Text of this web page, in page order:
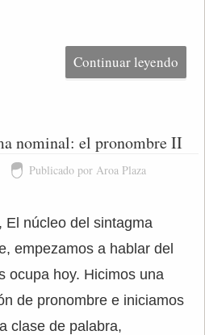
Continuar leyendo
nominal: el pronombre II
Publicado por Aroa Plaza
El núcleo del sintagma
empezamos a hablar del
ocupa hoy. Hicimos una
de pronombre e iniciamos
clase de palabra,